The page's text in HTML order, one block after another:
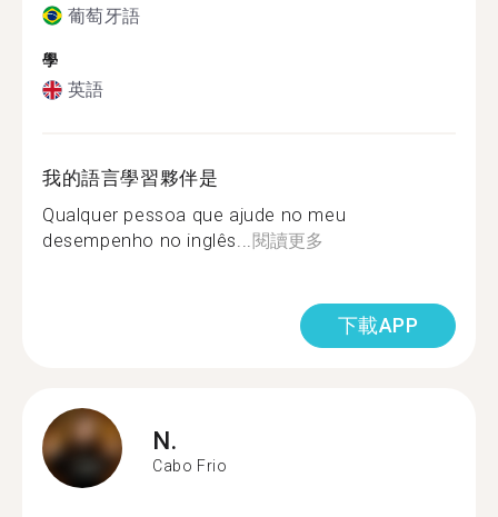
葡萄牙語
學
英語
我的語言學習夥伴是
Qualquer pessoa que ajude no meu
desempenho no inglês...閱讀更多
下載APP
N.
Cabo Frio